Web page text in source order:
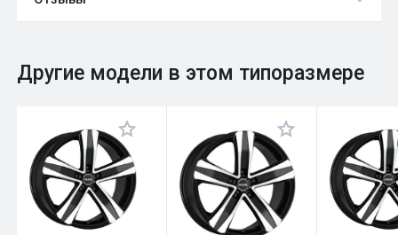
Оставить отзыв
Общий рейтинг 0
Другие модели в этом типоразмере